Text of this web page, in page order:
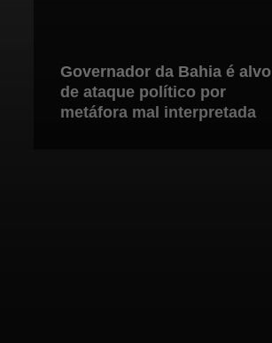
Governador da Bahia é alvo
de ataque político por
metáfora mal interpretada